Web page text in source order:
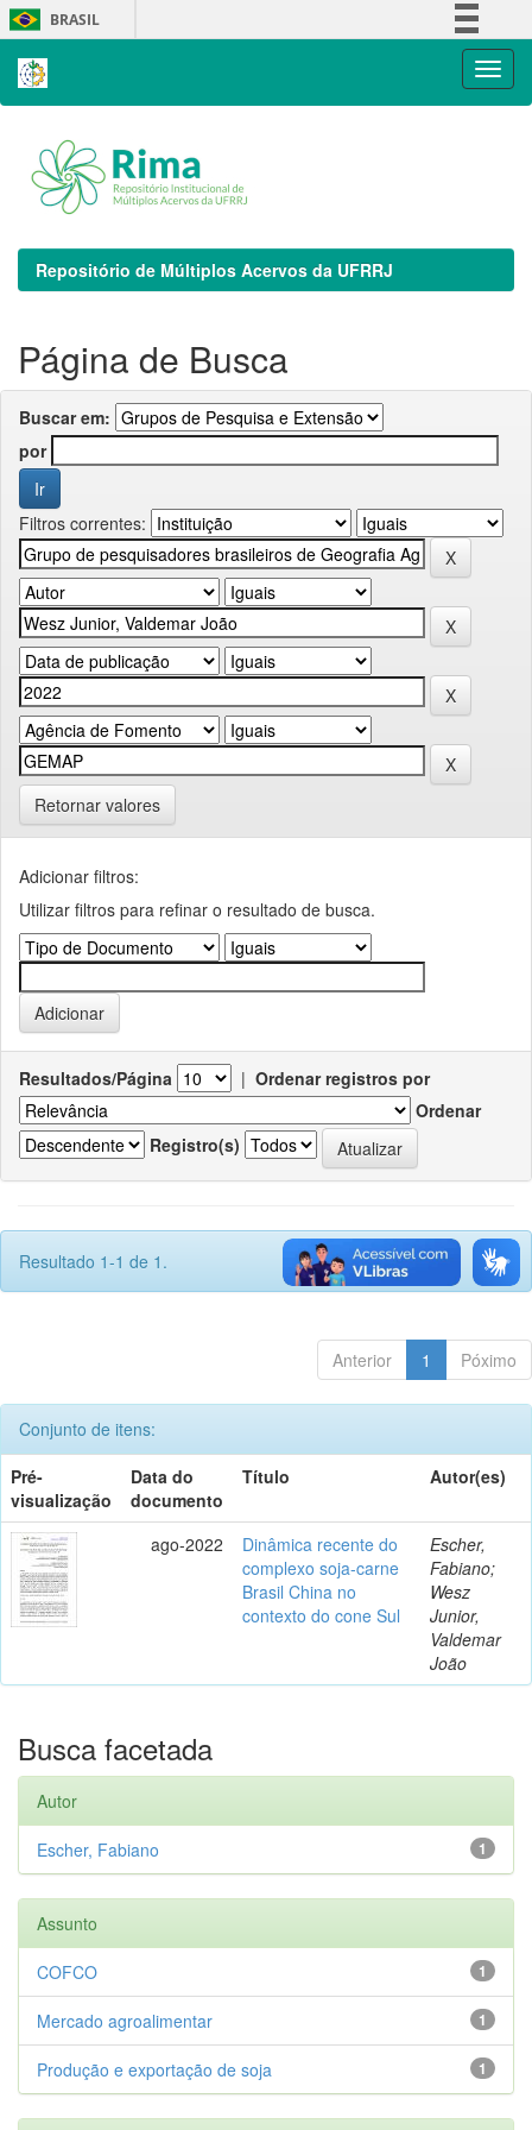
Skip
navigation
BRASIL
Repositório de Múltiplos Acervos da UFRRJ
Página de Busca
Buscar em:
por
Filtros correntes:
Retornar valores
Adicionar filtros:
Utilizar filtros para refinar o resultado de busca.
Resultados/Página | Ordenar registros por
Ordenar
Registro(s)
Resultado 1-1 de 1.
Anterior 1 Póximo
Conjunto de itens:
Pré-
visualização
Data do
documento
Título Autor(es)
ago-2022
Dinâmica recente do
complexo soja-carne
Brasil China no
contexto do cone Sul
Escher,
Fabiano;
Wesz
Junior,
Valdemar
João
Busca facetada
Autor
1
Escher, Fabiano
Assunto
1
COFCO
1
Mercado agroalimentar
1
Produção e exportação de soja